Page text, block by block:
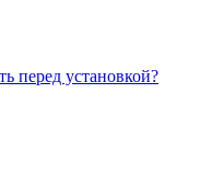
перед установкой?